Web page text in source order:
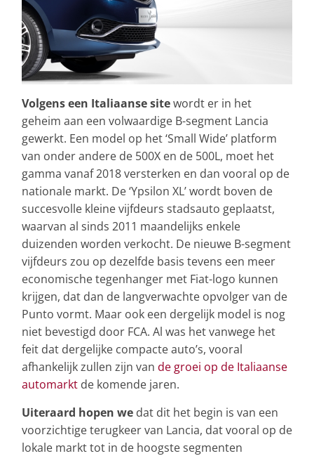
Volgens een Italiaanse sitewordt er in het
geheim aan een volwaardige B-segment Lancia
gewerkt. Een model op het ‘Small Wide’ platform
van onder andere de 500X en de 500L, moet het
gamma vanaf 2018 versterken en dan vooral op de
nationale markt. De ‘Ypsilon XL’ wordt boven de
succesvolle kleine vijfdeurs stadsauto geplaatst,
waarvan al sinds 2011 maandelijks enkele
duizenden worden verkocht. De nieuwe B-segment
vijfdeurs zou op dezelfde basis tevens een meer
economische tegenhanger met Fiat-logo kunnen
krijgen, dat dan de langverwachte opvolger van de
Punto vormt. Maar ook een dergelijk model is nog
niet bevestigd door FCA. Al was het vanwege het
feit dat dergelijke compacte auto’s, vooral
afhankelijk zullen zijn van de groei op de Italiaanse
automarkt de komende jaren.
Uiteraard hopen we dat dit het begin is van een
voorzichtige terugkeer van Lancia, dat vooral op de
lokale markt tot in de hoogste segmenten